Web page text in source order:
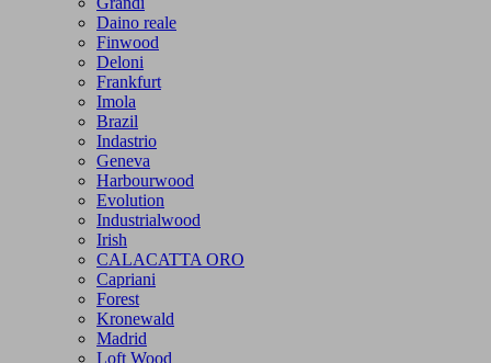
Daino reale
Finwood
Deloni
Frankfurt
Imola
Brazil
Indastrio
Geneva
Harbourwood
Evolution
Industrialwood
Irish
CALACATTA ORO
Capriani
Forest
Kronewald
Madrid
Loft Wood